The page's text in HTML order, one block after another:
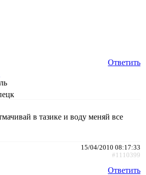
Ответить
в тазике и воду меняй все
15/04/2010 08:17:33
#1110399
Ответить